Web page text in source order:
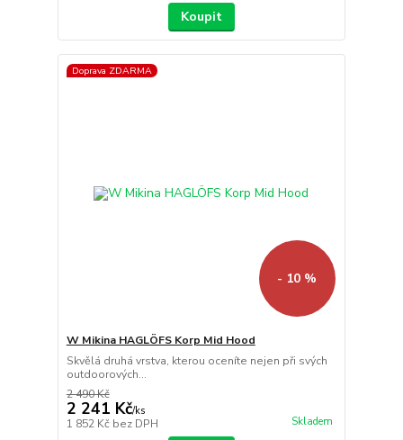
Koupit
Doprava ZDARMA
- 10 %
W Mikina HAGLÖFS Korp Mid Hood
Skvělá druhá vrstva, kterou oceníte nejen při svých
outdoorových...
2 490 Kč
2 241 Kč/ks
1 852 Kč bez DPH Skladem